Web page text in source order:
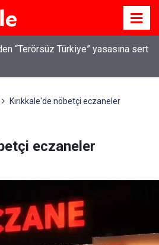
“Terörsüz Türkiye” yasasına sert
hastalıklarına karşı denetimler
Kırıkkale'de nöbetçi eczaneler
eczaneler